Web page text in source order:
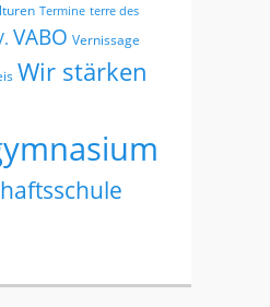
Termine terre des
VABO Vernissage
Wir stärken